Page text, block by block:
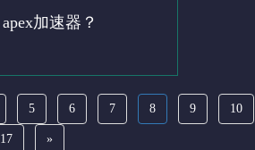
apex加速器？
5 6 7 8 9 10
17 »